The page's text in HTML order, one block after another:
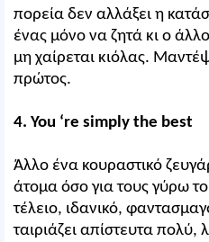
πορεία δεν αλλάξει η
ένας μόνο να ζητά κι ο
μη χαίρεται κιόλας.
πρώτος.
4. You ‘re simply the best
Άλλο ένα κουραστικό
άτομα όσο για τους γύρω
τέλειο, ιδανικό,
ταιριάζει απίστευτα πολύ,